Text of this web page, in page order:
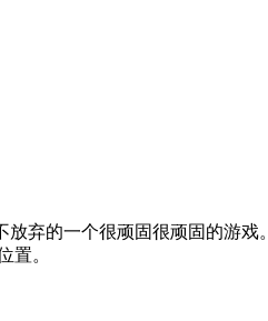
弃的一个很顽固很顽固的游戏
置。